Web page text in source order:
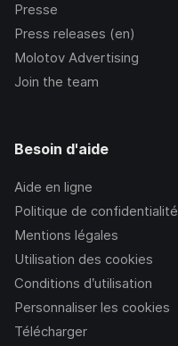
Presse
Press releases (en)
Molotov Advertising
Join the team
Besoin d'aide
Aide en ligne
Politique de confidentialité
Mentions légales
Utilisation des cookies
Conditions d’utilisation
Personnaliser les cookies
Télécharger